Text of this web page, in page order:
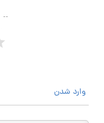
وارد شدن